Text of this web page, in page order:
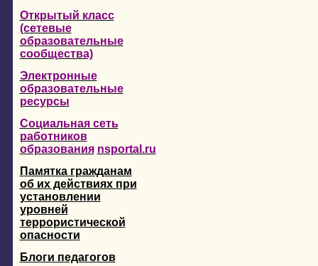
Открытый класс
(сетевые
образовательные
сообщества)
Электронные
образовательные
ресурсы
Социальная сеть
работников
образования nsportal.ru
Памятка гражданам
об их действиях при
установлении
уровней
террористической
опасности
Блоги педагогов